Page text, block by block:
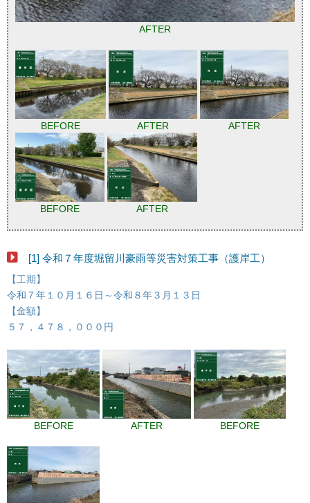
AFTER
BEFORE AFTER AFTER
BEFORE AFTER
[1] 令和７年度堀留川豪雨等災害対策工事（護岸工）
【工期】
令和７年１０月１６日～令和８年３月１３日
【金額】
５７，４７８，０００円
BEFORE AFTER BEFORE